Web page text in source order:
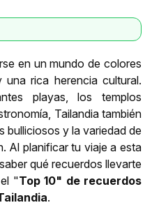
en un mundo de colores
rica herencia cultural.
playas, los templos
Tailandia también
bulliciosos y la variedad de
Al planificar tu viaje a esta
qué recuerdos llevarte
"Top 10" de recuerdos
.